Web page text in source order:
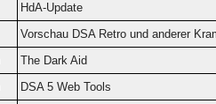
HdA-Update
Vorschau DSA Retro und anderer
The Dark Aid
DSA 5 Web Tools